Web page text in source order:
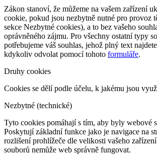
Zákon stanoví, že můžeme na vašem zařízení
cookie, pokud jsou nezbytně nutné pro provoz
sekce Nezbytné cookies), a to bez vašeho
oprávněného zájmu. Pro všechny ostatní typy
potřebujeme váš souhlas, jehož plný text najdete
kdykoliv odvolat pomocí tohoto formuláře.
Druhy cookies
Cookies se dělí podle účelu, k jakému jsou
Nezbytné (technické)
Tyto cookies pomáhají s tím, aby byly webové
Poskytují základní funkce jako je navigace na
rozlišení prohlížeče dle velikosti vašeho
souborů nemůže web správně fungovat.